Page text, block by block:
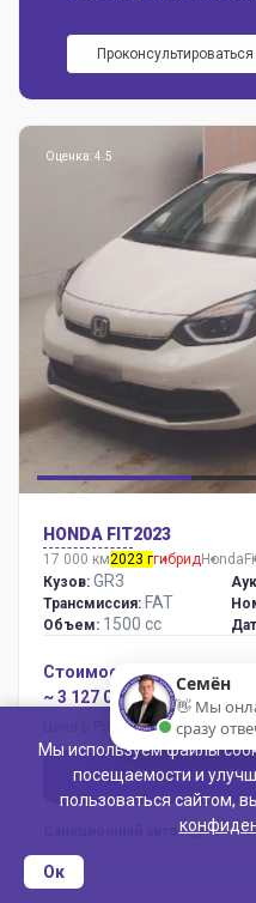
Проконсультироваться
Оценка: 4.5
HONDA FIT2023
17 000 км2023 ггибридHonda
Кузов: GR3
Трансмиссия: FAT
Объем: 1500 сс
Стоимость:
~ 3 127 048 ₽
Цена в России
Мы используем файлы
посещаемости и
пользоваться сайтом,
Ок
Семён
👋 Мы
сразу